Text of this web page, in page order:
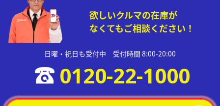
欲しいクルマの在庫が
なくてもご相談ください！
日曜・祝日も受付中 受付時間 8:00-20:00
0120-22-1000